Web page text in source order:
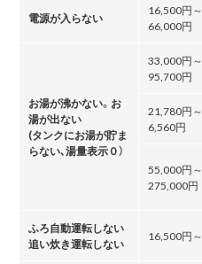
電源が入らない
16,500円～
66,000円
お湯が沸かない。お
湯が出ない
(タンクにお湯が貯ま
らない､湯量表示０）
33,000円～
95,700円
21,780円～
6,560円
55,000円～
275,000円
ふろ自動運転しない
追い炊き運転しない
16,500円～